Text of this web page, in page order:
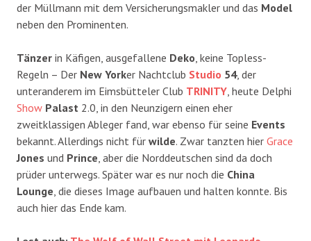
der Müllmann mit dem Versicherungsmakler und das Model
neben den Prominenten.
Tänzer in Käfigen, ausgefallene Deko, keine Topless-
Regeln – Der New Yorker Nachtclub Studio 54, der
unteranderem im Eimsbütteler Club TRINITY, heute Delphi
Show Palast 2.0, in den Neunzigern einen eher
zweitklassigen Ableger fand, war ebenso für seine Events
bekannt. Allerdings nicht für wilde. Zwar tanzten hier Grace
Jones und Prince, aber die Norddeutschen sind da doch
prüder unterwegs. Später war es nur noch die China
Lounge, die dieses Image aufbauen und halten konnte. Bis
auch hier das Ende kam.